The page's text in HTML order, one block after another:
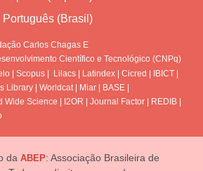
Português (Brasil)
Carlos Chagas E
Científico e Tecnológico (CNPq)
| Scopus | Lilacs | Latindex | Cicred | IBICT |
Library | Worldcat | Miar | BASE |
Wide Science | I2OR | Journal Factor | REDIB |
da ABEP: Associação Brasileira de